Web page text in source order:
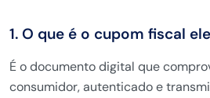
1. O que é o cupom fiscal
É o documento digital que
consumidor, autenticado e